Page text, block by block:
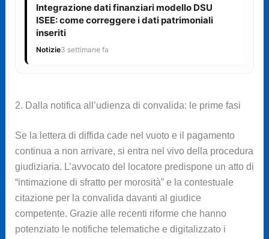
Integrazione dati finanziari modello DSU
ISEE: come correggere i dati patrimoniali
inseriti
Notizie3 settimane fa
2. Dalla notifica all’udienza di convalida: le prime fasi
Se la lettera di diffida cade nel vuoto e il pagamento
continua a non arrivare, si entra nel vivo della procedura
giudiziaria. L’avvocato del locatore predispone un atto di
“intimazione di sfratto per morosità” e la contestuale
citazione per la convalida davanti al giudice
competente. Grazie alle recenti riforme che hanno
potenziato le notifiche telematiche e digitalizzato i